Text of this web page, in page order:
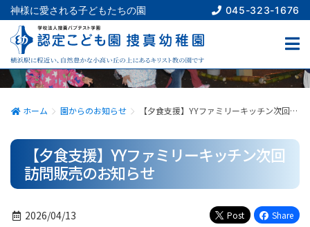
神様に愛される子どもたちの園 045-323-1676
園からのお知らせ
NEWS
ホーム 園からのお知らせ 【夕食支援】YYファミリーキッチン次回訪問販売のお知らせ
【夕食支援】YYファミリーキッチン次回
訪問販売のお知らせ
2026/04/13 Post Share